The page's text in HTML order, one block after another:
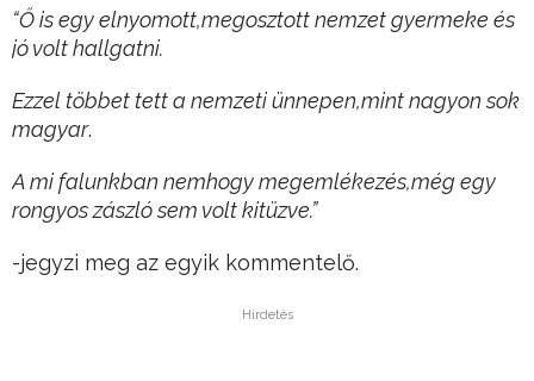
“Ő is egy elnyomott,megosztott nemzet gyermeke és
jó volt hallgatni.
Ezzel többet tett a nemzeti ünnepen,mint nagyon sok
magyar.
A mi falunkban nemhogy megemlékezés,még egy
rongyos zászló sem volt kitüzve.”
-jegyzi meg az egyik kommentelő.
Hirdetés